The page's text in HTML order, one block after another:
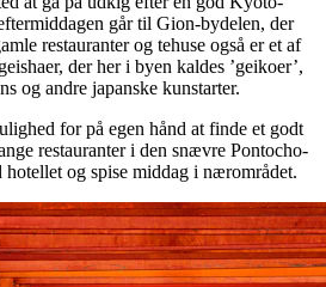
går til Gion-bydelen, der
restauranter og tehuse også er et af
der her i byen kaldes ’geikoer’,
og andre japanske kunstarter.
for på egen hånd at finde et godt
restauranter i den snævre Pontocho-
hotellet og spise middag i nærområdet.